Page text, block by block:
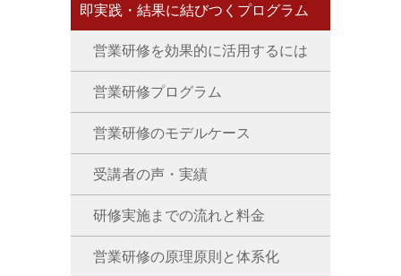
即実践・結果に結びつくプログラム
営業研修を効果的に活用するには
営業研修プログラム
営業研修のモデルケース
受講者の声・実績
研修実施までの流れと料金
営業研修の原理原則と体系化